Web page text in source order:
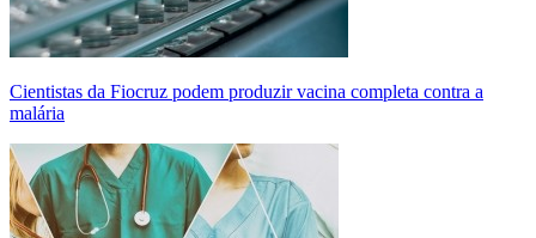
Cientistas da Fiocruz podem produzir vacina completa contra a
malária